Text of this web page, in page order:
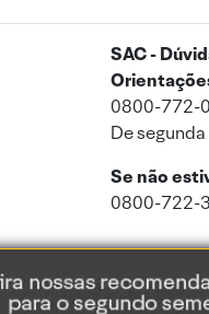
SAC -
0800-772-
De
Se não
0800-722-
e a nossaPolítica de Privacidade.